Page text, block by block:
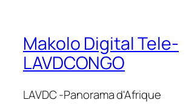
Makolo Digital Tele-
LAVDCONGO
LAVDC -Panorama d'Afrique